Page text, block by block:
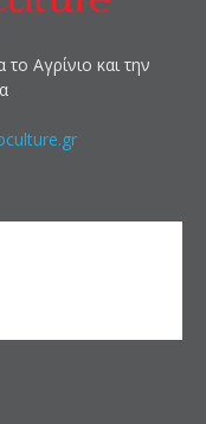
Αγρίνιο και την